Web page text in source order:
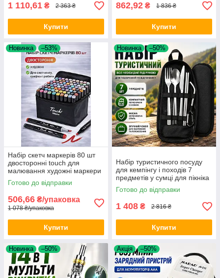
1 110,61 ₴ 2 363 ₴
Купити
862,92 ₴ 1 836 ₴
Купити
Новинка –53%
Набір скетч маркерів 80 шт
двосторонні touch для
малювання художні маркери
для скетчингу графіки і
роботи Opt City
Готово до відправки
506,66 ₴/упаковка
1 078 ₴/упаковка
Купити
Новинка –50%
Набір туристичного посуду
для кемпінгу і походів 7
предметів у сумці для пікніка
та відпочинку на природі Opt
City
Готово до відправки
1 408 ₴ 2 816 ₴
Купити
Новинка –50% Акція –50%